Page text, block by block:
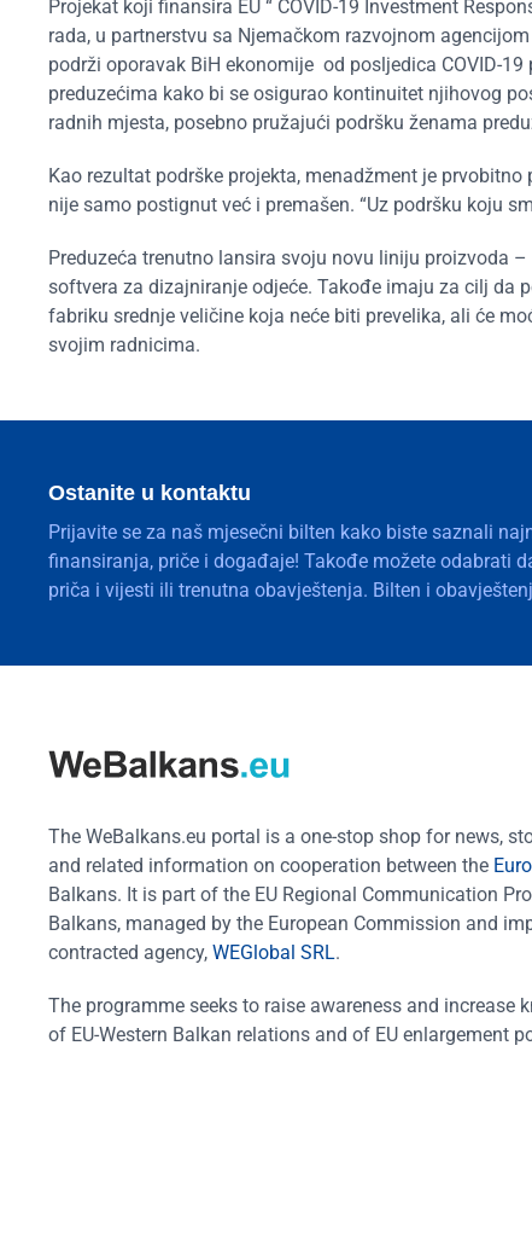
Projekat koji finansira EU “ COVID-19 Investment
rada, u partnerstvu sa Njemačkom razvojnom
podrži oporavak BiH ekonomije od posljedica COVID-
preduzećima kako bi se osigurao kontinuitet njihovog
radnih mjesta, posebno pružajući podršku ženama
Kao rezultat podrške projekta, menadžment je
nije samo postignut već i premašen. “Uz podršku koju
Preduzeća trenutno lansira svoju novu liniju proizvoda
softvera za dizajniranje odjeće. Takođe imaju za cilj da
fabriku srednje veličine koja neće biti prevelika, ali će
svojim radnicima.
Ostanite u kontaktu
Prijavite se za naš mjesečni bilten kako biste saznali
finansiranja, priče i događaje! Takođe možete odabrati
priča i vijesti ili trenutna obavještenja. Bilten i
The WeBalkans.eu portal is a one-stop shop for news,
and related information on cooperation between the
Balkans. It is part of the EU Regional Communication
Balkans, managed by the European Commission and
contracted agency, WEGlobal SRL.
The programme seeks to raise awareness and increase
of EU-Western Balkan relations and of EU enlargement